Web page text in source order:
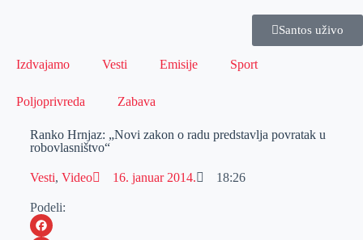
Santos uživo
Izdvajamo Vesti Emisije Sport
Poljoprivreda Zabava
Ranko Hrnjaz: „Novi zakon o radu predstavlja povratak u
robovlasništvo“
Vesti, Video 16. januar 2014. 18:26
Podeli: